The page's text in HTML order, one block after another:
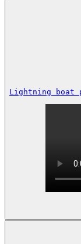
Lightning boat